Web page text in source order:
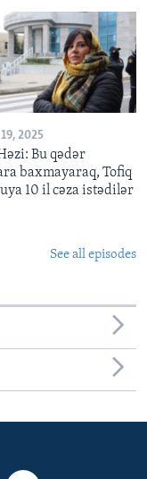
19, 2025
Bu qədər
baxmayaraq, Tofiq
10 il cəza istədilər
See all episodes